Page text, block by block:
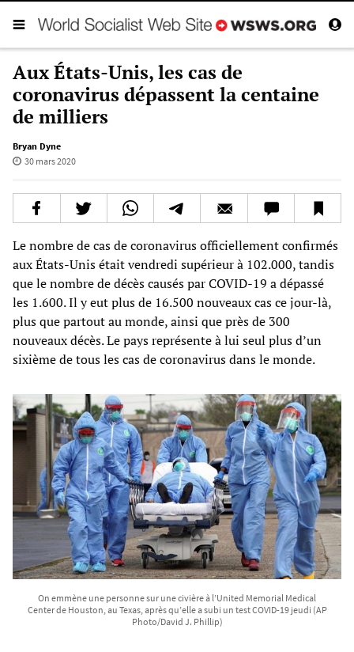
Aux États-Unis, les cas de
coronavirus dépassent la centaine
de milliers
Bryan Dyne
30 mars 2020
Le nombre de cas de coronavirus officiellement confirmés
aux États-Unis était vendredi supérieur à 102.000, tandis
que le nombre de décès causés par COVID-19 a dépassé
les 1.600. Il y eut plus de 16.500 nouveaux cas ce jour-là,
plus que partout au monde, ainsi que près de 300
nouveaux décès. Le pays représente à lui seul plus d’un
sixième de tous les cas de coronavirus dans le monde.
On emmène une personne sur une civière à l’United Memorial Medical
Center de Houston, au Texas, après qu’elle a subi un test COVID-19 jeudi (AP
Photo/David J. Phillip)